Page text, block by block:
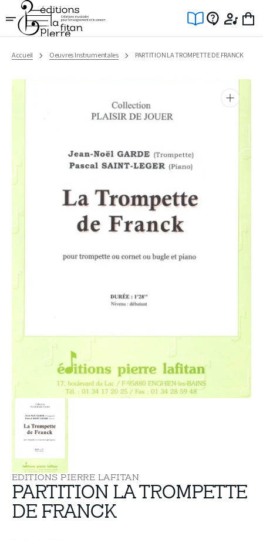
Ignorer
et
passer
au
Accueil Oeuvres Instrumentales PARTITION LA TROMPETTE DE FRANCK
des
la
vue
EDITIONS PIERRE LAFITAN
PARTITION LA TROMPETTE
DE FRANCK